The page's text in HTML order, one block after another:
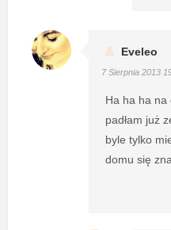
Eveleo
7 Sierpnia 2013
Ha ha ha na
padłam już
byle tylko
domu się